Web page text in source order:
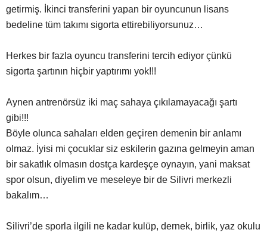
getirmiş. İkinci transferini yapan bir oyuncunun lisans
bedeline tüm takımı sigorta ettirebiliyorsunuz…
Herkes bir fazla oyuncu transferini tercih ediyor çünkü
sigorta şartının hiçbir yaptırımı yok!!!
Aynen antrenörsüz iki maç sahaya çıkılamayacağı şartı
gibi!!!
Böyle olunca sahaları elden geçiren demenin bir anlamı
olmaz. İyisi mi çocuklar siz eskilerin gazına gelmeyin aman
bir sakatlık olmasın dostça kardeşçe oynayın, yani maksat
spor olsun, diyelim ve meseleye bir de Silivri merkezli
bakalım…
Silivri’de sporla ilgili ne kadar kulüp, dernek, birlik, yaz okulu